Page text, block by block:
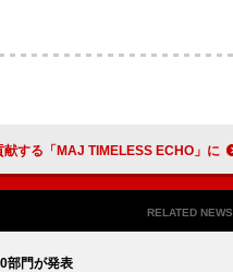
の発展に長きにわたり貢献する「MAJ TIMELESS ECHO」に
RELATED NEWS
部門が発表